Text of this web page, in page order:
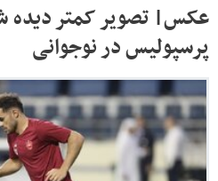
عکس| تصویر کمتر دیده
پرسپولیس در نوجوانی